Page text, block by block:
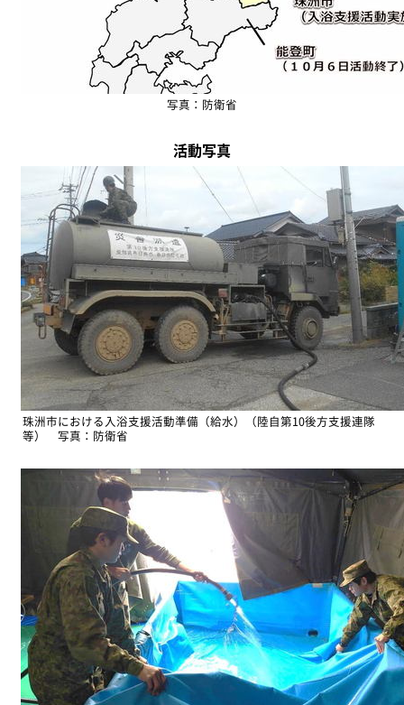
写真：防衛省
活動写真
珠洲市における入浴支援活動準備（給水）（陸自第10後方支援連隊
等） 写真：防衛省